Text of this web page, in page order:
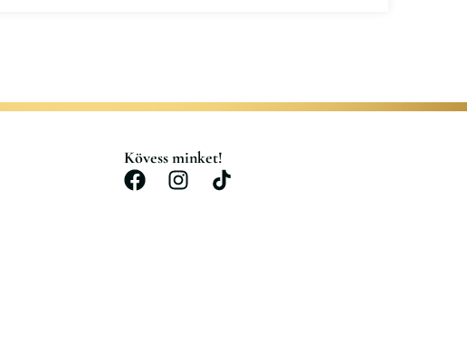
Kövess minket!